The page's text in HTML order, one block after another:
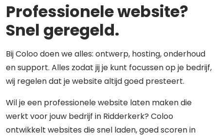
Professionele website?
Snel geregeld.
Bij Coloo doen we alles: ontwerp, hosting, onderhoud
en support. Alles zodat jij je kunt focussen op je bedrijf,
wij regelen dat je website altijd goed presteert.
Wil je een professionele website laten maken die
werkt voor jouw bedrijf in Ridderkerk? Coloo
ontwikkelt websites die snel laden, goed scoren in